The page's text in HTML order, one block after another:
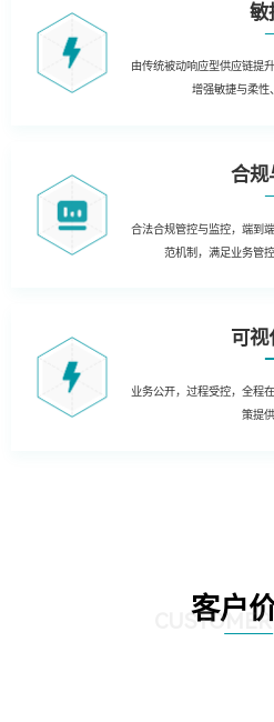
敏
由传统被动响应型供应链提
增强敏捷与柔性
合规
合法合规管控与监控，端到
范机制，满足业务管
可视
业务公开，过程受控，全程
策提
客户
CUSTOMER